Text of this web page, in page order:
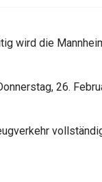
wird die
26.